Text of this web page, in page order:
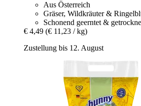
Aus Österreich
Gräser, Wildkräuter &
Schonend geerntet &
€ 4,49 (€ 11,23 / kg)
Zustellung bis 12. August